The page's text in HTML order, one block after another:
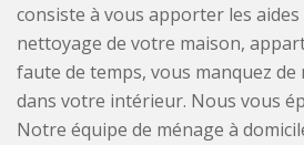
consiste à vous apporter les
nettoyage de votre maison,
faute de temps, vous manquez de
dans votre intérieur. Nous vous
Notre équipe de ménage à